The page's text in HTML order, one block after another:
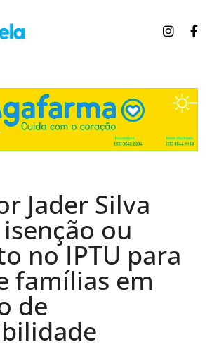
Jader Silva
ou
no IPTU para
famílias em
de